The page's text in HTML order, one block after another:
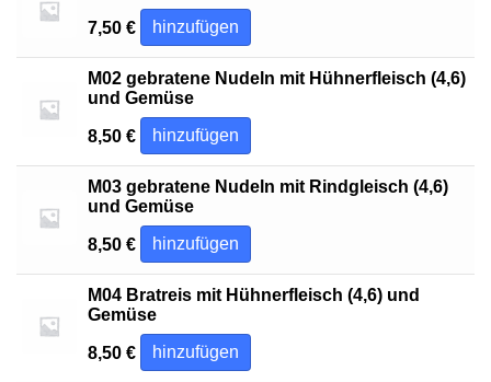
7,50 € hinzufügen
M02 gebratene Nudeln mit Hühnerfleisch (4,6)
und Gemüse
8,50 € hinzufügen
M03 gebratene Nudeln mit Rindgleisch (4,6)
und Gemüse
8,50 € hinzufügen
M04 Bratreis mit Hühnerfleisch (4,6) und
Gemüse
8,50 € hinzufügen